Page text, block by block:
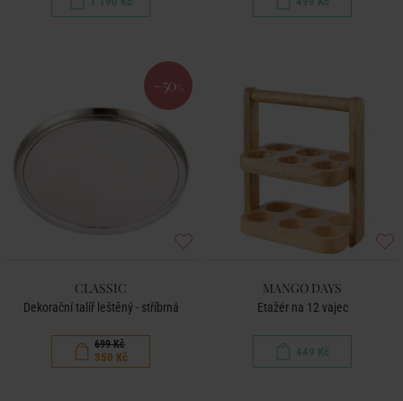
-50 %
CLASSIC
Dekorační talíř leštěný - stříbrná
699 Kč
350 Kč
MANGO DAYS
Etažér na 12 vajec
449 Kč